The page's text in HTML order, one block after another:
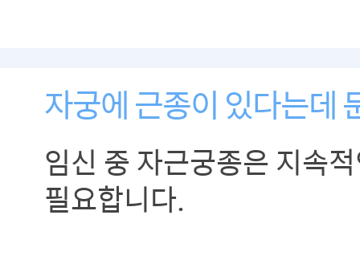
자궁에 근종이 있다는데
임신 중 자근궁종은 지속
필요합니다.